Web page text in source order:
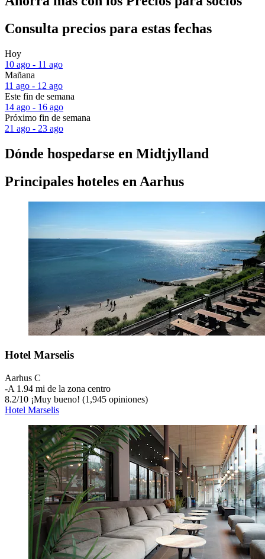
Consulta precios para estas fechas
Hoy
10 ago - 11 ago
Mañana
11 ago - 12 ago
Este fin de semana
14 ago - 16 ago
Próximo fin de semana
21 ago - 23 ago
Dónde hospedarse en Midtjylland
Principales hoteles en Aarhus
Hotel Marselis
Aarhus C
‐A 1.94 mi de la zona centro
8.2/10 ¡Muy bueno! (1,945 opiniones)
Hotel Marselis